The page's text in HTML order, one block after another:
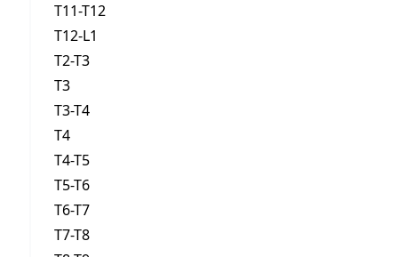
T11-T12
T12-L1
T2-T3
T3
T3-T4
T4
T4-T5
T5-T6
T6-T7
T7-T8